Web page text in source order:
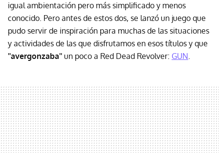
igual ambientación pero más simplificado y menos
conocido. Pero antes de estos dos, se lanzó un juego que
pudo servir de inspiración para muchas de las situaciones
y actividades de las que disfrutamos en esos títulos y que
''avergonzaba'' un poco a Red Dead Revolver: GUN.